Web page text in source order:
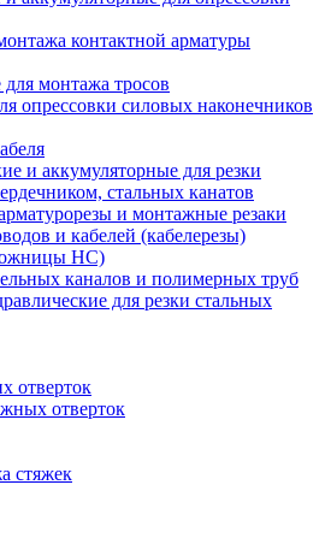
контактной арматуры
монтажа тросов
опрессовки силовых наконечников
и аккумуляторные для резки
стальных канатов
и монтажные резаки
и кабелей (кабелерезы)
НС)
каналов и полимерных труб
для резки стальных
отверток
отверток
стяжек